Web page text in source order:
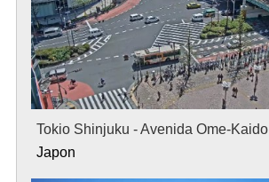
Tokio Shinjuku - Avenida Ome-Kaido
Japon